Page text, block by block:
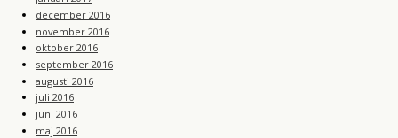
december 2016
november 2016
oktober 2016
september 2016
augusti 2016
juli 2016
juni 2016
maj 2016